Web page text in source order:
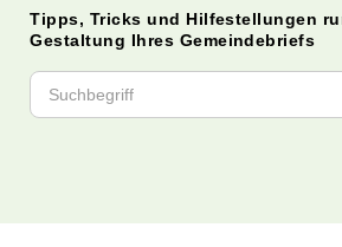
Tipps, Tricks und Hilfestellungen
Gestaltung Ihres Gemeindebriefs